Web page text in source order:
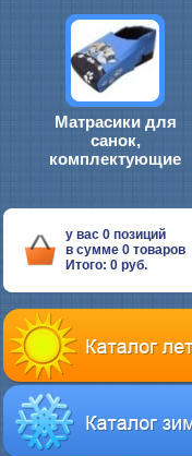
Матрасики для
санок,
комплектующие
у вас 0 позиций
в сумме 0 товаров
Итого: 0 руб.